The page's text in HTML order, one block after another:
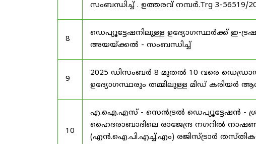
സംബന്ധിച്ച് . ഉത്തരവ് നമ്പർ.Trg 3-56519/
8
ഡെപ്യൂട്ടേഷനിലുള്ള ഉദ്യോഗസ്ഥർക്ക് ഇ-
അയയ്ക്കൽ - സംബന്ധിച്ച്
9
2025 ഡിസംബർ 8 മുതൽ 10 വരെ
ഉദ്യോഗസ്ഥരും തമ്മിലുള്ള മിഡ് കരിയർ
10
എ.ഐ.എസ് - സെൻട്രൽ ഡെപ്യൂട്ടേഷൻ -
ഹൈദരാബാദിലെ രാജേന്ദ്ര നഗറിൽ
(എൻ.ഐ.പി.എച്ച്.എം) രജിസ്ട്രാർ